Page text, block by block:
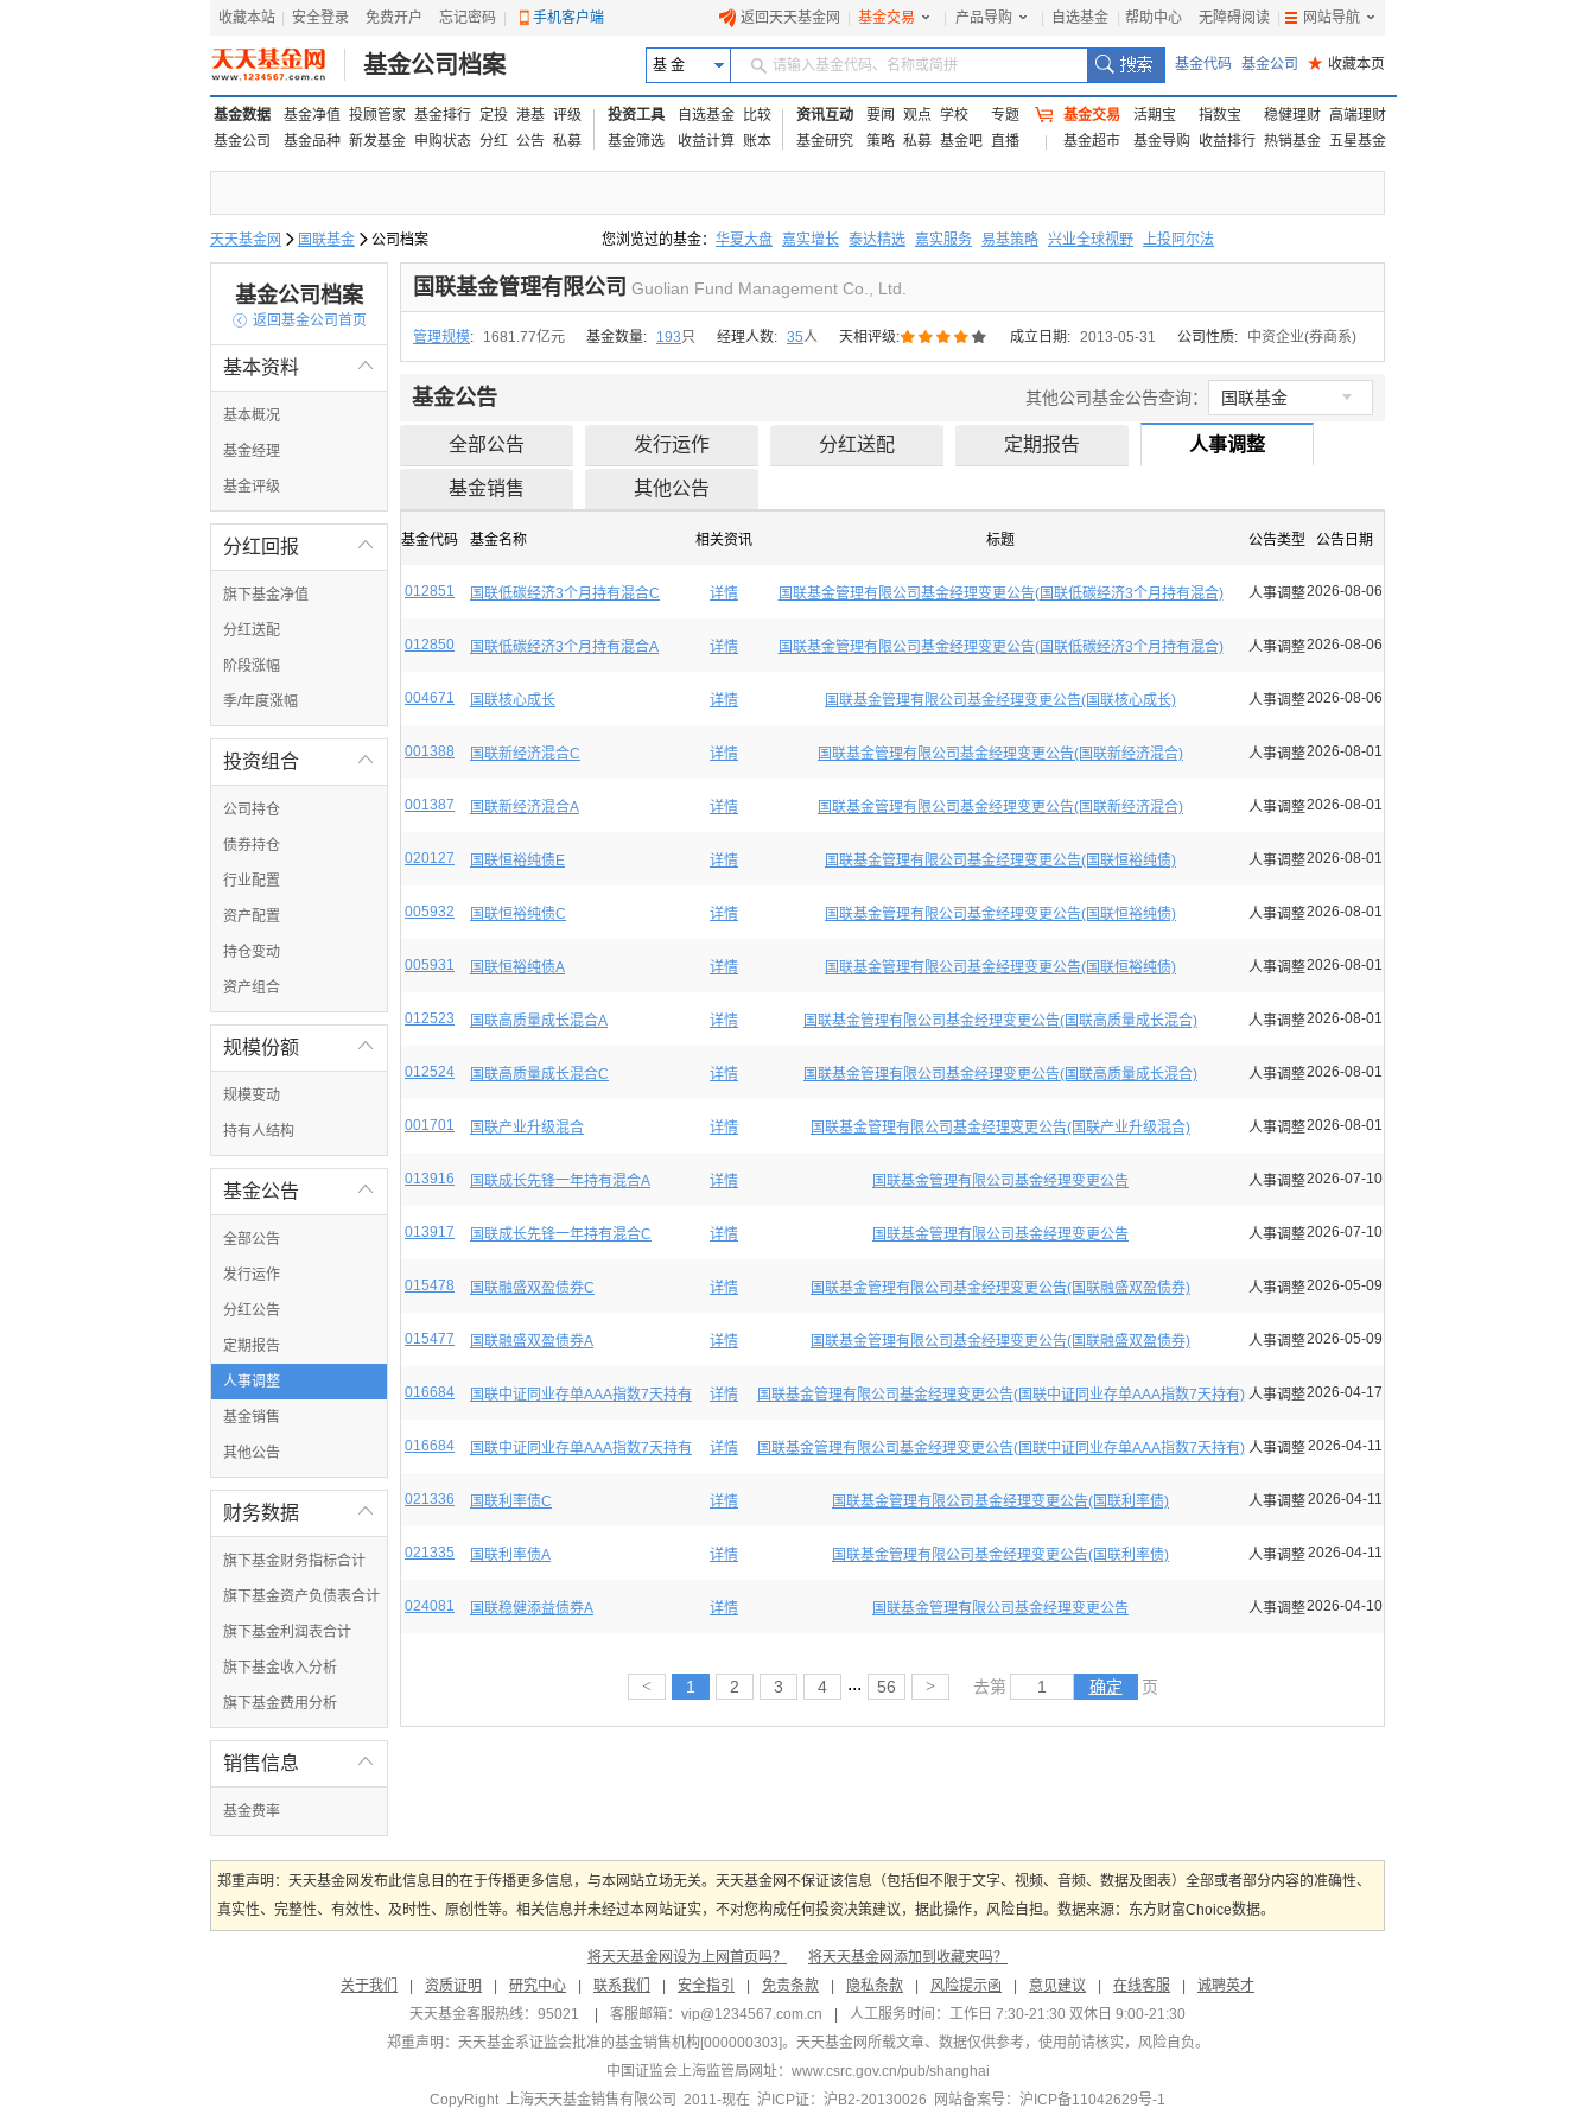
收藏本站 安全登录 免费开户 忘记密码 手机客户端 返回天天基金网 基金交易 产品导购 自选基金 帮助中心 无障碍阅读 网站导航
基金公司档案 基 金 请输入基金代码、名称或简拼 基金代码 基金公司 ★ 收藏本页
基金数据 基金净值 投顾管家 基金排行 定投 港基 评级
基金公司
基金品种 新发基金 申购状态 分红 公告 私募
投资工具 自选基金
比较
基金筛选
收益计算 账本
资讯互动 要闻 观点 学校
专题
基金研究
策略 私募 基金吧 直播
基金交易 活期宝 指数宝 稳健理财 高端理财
基金超市
基金导购 收益排行 热销基金 五星基金
天天基金网  国联基金  公司档案 您浏览过的基金： 华夏大盘 嘉实增长 泰达精选 嘉实服务 易基策略 兴业全球视野 上投阿尔法
易方达上证中盘ETF联接A
基金公司档案
 返回基金公司首页

基本资料
基本概况
基金经理
基金评级

分红回报
旗下基金净值
分红送配
阶段涨幅
季/年度涨幅

投资组合
公司持仓
债券持仓
行业配置
资产配置
持仓变动
资产组合

规模份额
规模变动
持有人结构

基金公告
全部公告
发行运作
分红公告
定期报告
人事调整
基金销售
其他公告

财务数据
旗下基金财务指标合计
旗下基金资产负债表合计
旗下基金利润表合计
旗下基金收入分析
旗下基金费用分析

销售信息
基金费率
国联基金管理有限公司 Guolian Fund Management Co., Ltd.
管理规模: 1681.77亿元 基金数量: 193只 经理人数: 35人 天相评级: 成立日期: 2013-05-31 公司性质: 中资企业(券商系)
基金公告 其他公司基金公告查询： 国联基金 
全部公告 发行运作 分红送配 定期报告 人事调整
基金销售 其他公告
基金代码 基金名称 相关资讯 标题 公告类型 公告日期
012851 国联低碳经济3个月持有混合C 详情 国联基金管理有限公司基金经理变更公告(国联低碳经济3个月持有混合) 人事调整2026-08-06
012850 国联低碳经济3个月持有混合A 详情 国联基金管理有限公司基金经理变更公告(国联低碳经济3个月持有混合) 人事调整2026-08-06
004671 国联核心成长 详情 国联基金管理有限公司基金经理变更公告(国联核心成长) 人事调整2026-08-06
001388 国联新经济混合C 详情 国联基金管理有限公司基金经理变更公告(国联新经济混合) 人事调整2026-08-01
001387 国联新经济混合A 详情 国联基金管理有限公司基金经理变更公告(国联新经济混合) 人事调整2026-08-01
020127 国联恒裕纯债E 详情 国联基金管理有限公司基金经理变更公告(国联恒裕纯债) 人事调整2026-08-01
005932 国联恒裕纯债C 详情 国联基金管理有限公司基金经理变更公告(国联恒裕纯债) 人事调整2026-08-01
005931 国联恒裕纯债A 详情 国联基金管理有限公司基金经理变更公告(国联恒裕纯债) 人事调整2026-08-01
012523 国联高质量成长混合A 详情 国联基金管理有限公司基金经理变更公告(国联高质量成长混合) 人事调整2026-08-01
012524 国联高质量成长混合C 详情 国联基金管理有限公司基金经理变更公告(国联高质量成长混合) 人事调整2026-08-01
001701 国联产业升级混合 详情 国联基金管理有限公司基金经理变更公告(国联产业升级混合) 人事调整2026-08-01
013916 国联成长先锋一年持有混合A 详情 国联基金管理有限公司基金经理变更公告 人事调整2026-07-10
013917 国联成长先锋一年持有混合C 详情 国联基金管理有限公司基金经理变更公告 人事调整2026-07-10
015478 国联融盛双盈债券C 详情 国联基金管理有限公司基金经理变更公告(国联融盛双盈债券) 人事调整2026-05-09
015477 国联融盛双盈债券A 详情 国联基金管理有限公司基金经理变更公告(国联融盛双盈债券) 人事调整2026-05-09
016684 国联中证同业存单AAA指数7天持有 详情 国联基金管理有限公司基金经理变更公告(国联中证同业存单AAA指数7天持有) 人事调整2026-04-17
016684 国联中证同业存单AAA指数7天持有 详情 国联基金管理有限公司基金经理变更公告(国联中证同业存单AAA指数7天持有) 人事调整2026-04-11
021336 国联利率债C 详情 国联基金管理有限公司基金经理变更公告(国联利率债) 人事调整2026-04-11
021335 国联利率债A 详情 国联基金管理有限公司基金经理变更公告(国联利率债) 人事调整2026-04-11
024081 国联稳健添益债券A 详情 国联基金管理有限公司基金经理变更公告 人事调整2026-04-10
< 1 2 3 4 ... 56 > 去第 确定 页
郑重声明：天天基金网发布此信息目的在于传播更多信息，与本网站立场无关。天天基金网不保证该信息（包括但不限于文字、视频、音频、数据及图表）全部或者部分内容的准确性、
真实性、完整性、有效性、及时性、原创性等。相关信息并未经过本网站证实，不对您构成任何投资决策建议，据此操作，风险自担。数据来源：东方财富Choice数据。
将天天基金网设为上网首页吗？
将天天基金网添加到收藏夹吗？
关于我们
资质证明 研究中心 联系我们 安全指引 免责条款 隐私条款 风险提示函 意见建议 在线客服
诚聘英才
天天基金客服热线：95021
客服邮箱： vip@1234567.com.cn
人工服务时间：工作日 7:30-21:30 双休日 9:00-21:30
郑重声明： 天天基金系证监会批准的基金销售机构[000000303]。天天基金网所载文章、数据仅供参考，使用前请核实，风险自负。
中国证监会上海监管局网址： www.csrc.gov.cn/pub/shanghai
CopyRight 上海天天基金销售有限公司 2011-现在 沪ICP证：沪B2-20130026
网站备案号：沪ICP备11042629号-1